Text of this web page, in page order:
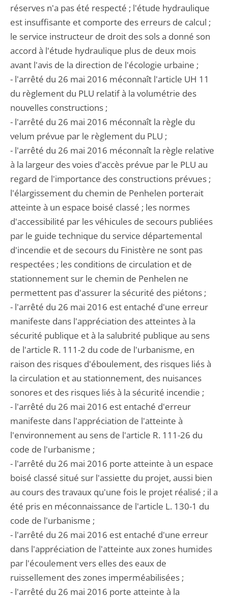
réserves n'a pas été respecté ; l'étude hydraulique
est insuffisante et comporte des erreurs de calcul ;
le service instructeur de droit des sols a donné son
accord à l'étude hydraulique plus de deux mois
avant l'avis de la direction de l'écologie urbaine ;
- l'arrêté du 26 mai 2016 méconnaît l'article UH 11
du règlement du PLU relatif à la volumétrie des
nouvelles constructions ;
- l'arrêté du 26 mai 2016 méconnaît la règle du
velum prévue par le règlement du PLU ;
- l'arrêté du 26 mai 2016 méconnaît la règle relative
à la largeur des voies d'accès prévue par le PLU au
regard de l'importance des constructions prévues ;
l'élargissement du chemin de Penhelen porterait
atteinte à un espace boisé classé ; les normes
d'accessibilité par les véhicules de secours publiées
par le guide technique du service départemental
d'incendie et de secours du Finistère ne sont pas
respectées ; les conditions de circulation et de
stationnement sur le chemin de Penhelen ne
permettent pas d'assurer la sécurité des piétons ;
- l'arrêté du 26 mai 2016 est entaché d'une erreur
manifeste dans l'appréciation des atteintes à la
sécurité publique et à la salubrité publique au sens
de l'article R. 111-2 du code de l'urbanisme, en
raison des risques d'éboulement, des risques liés à
la circulation et au stationnement, des nuisances
sonores et des risques liés à la sécurité incendie ;
- l'arrêté du 26 mai 2016 est entaché d'erreur
manifeste dans l'appréciation de l'atteinte à
l'environnement au sens de l'article R. 111-26 du
code de l'urbanisme ;
- l'arrêté du 26 mai 2016 porte atteinte à un espace
boisé classé situé sur l'assiette du projet, aussi bien
au cours des travaux qu'une fois le projet réalisé ; il a
été pris en méconnaissance de l'article L. 130-1 du
code de l'urbanisme ;
- l'arrêté du 26 mai 2016 est entaché d'une erreur
dans l'appréciation de l'atteinte aux zones humides
par l'écoulement vers elles des eaux de
ruissellement des zones imperméabilisées ;
- l'arrêté du 26 mai 2016 porte atteinte à la